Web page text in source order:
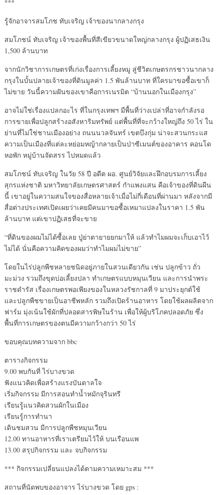
***
รู้จักอาจารสมโภช ทับเจริญ เจ้าของนากลางกรุง
สมโภชน์ ทับเจริญ เจ้าของพื้นที่สีเขียวขนาดใหญ่กลางกรุง ผู้ปฏิเสธเงิน
1,500 ล้านบาท
จากนักวิชาการเกษตรที่เก่งเรื่องการเลี้ยงหมู สู่ชีวิตเกษตรกรชาวนากลาง
กรุงในบั้นปลายเจ้าของที่ดินมูลค่า 1.5 พันล้านบาท ที่ใครมาขอซื้อเขาก็
ไม่ขาย วันนี้ความฝันของเขาคือการเนรมิต “บ้านนอกในเมืองกรุง”
อาจไม่ใช่เรื่องแปลกอะไร ที่ในกรุงเทพฯ มืพื้นที่ว่างเปล่าที่อาจกำลังรอ
การขายเพื่อปลูกสร้างอสังหาริมทรัพย์ แต่พื้นที่ที่จะกว้างใหญ่ถึง 50 ไร่ ใน
ย่านที่ไม่ใช่ชานเมืองอย่าง ถนนนวลจันทร์ เขตบึงกุ่ม น่าจะสวนกระแส
ความเป็นเมืองที่แต่ละหย่อมหญ้ากลายเป็นป่าซีเมนต์ของอาคาร คอนโด
หอพัก หมู่บ้านจัดสรร ไปหมดแล้ว
สมโภชน์ ทับเจริญ ในวัย 58 ปี อดีต ผอ. ศูนย์วิจัยและฝึกอบรมการเลี้ยง
สุกรแห่งชาติ มหาวิทยาลัยเกษตรศาสตร์ กำแพงแสน คือเจ้าของที่ดินผืน
นี้ เขาอยู่ในความสนใจของสื่อหลายเจ้าเมื่อไม่กี่เดือนที่ผ่านมา หลังจากมี
สื่อต่างประเทศเปิดเผยว่าเคยมีคนมาขอซื้อเหมาแปลงในราคา 1.5 พัน
ล้านบาท แต่เขาปฏิเสธที่จะขาย
“ที่ดินของผมไม่ได้ซื้อเลย ปู่ย่าตายายยกมาให้ แล้วทำไมผมจะเก็บเอาไว้
ไม่ได้ นั่นคือความคิดของผมว่าทำไมผมไม่ขาย”
โดยในไร่ปลูกพืชหลายชนิดอยู่ภายในสวนเดียวกัน เช่น ปลูกข้าว ถั่ว
มะม่วง รวมถึงขุดบ่อเลี้ยงปลา ทำเกษตรแบบหมุนเวียน และการนำพระ
ราชดำรัส เรื่องเกษตรพอเพียงของในหลวงรัชกาลที่ 9 มาประยุกต์ใช้
และปลูกพืชขายเป็นอาชีพหลัก รวมถึงเปิดร้านอาหาร โดยใช้ผลผลิตจาก
ฟาร์ม มุ่งเน้นใช้ผักที่ปลอดสารพิษในร้าน เพื่อให้ผู้บริโภคปลอดภัย ซึ่ง
พื้นที่การเกษตรของตนมีความกว้างกว่า 50 ไร่
ขอบคุณบทความจาก bbc
ตารางกิจกรรม
9.00 พบกันที่ ไร่บางขวด
ฟังแนวคิดเพื่อสร้างแรงบันดาลใจ
เริ่มกิจกรรม มีการสอนทำน้ำหมักจุรินทรี
เรียนรู้แนวคิดสวนผักในเมือง
เรียนรู้การทำนา
เดินชมสวน มีการปลูกพืชหมุนเวียน
12.00 ทานอาหารที่เราเตรียมไว้ให้ บนเรือนแพ
13.00 สรุปกิจกรรม และ จบกิจกรรม
*** กิจกรรมเปลี่ยนแปลงได้ตามความเหมาะสม ***
สถานที่นัดพบของอาจาร ไร่บางขวด โดย gps :